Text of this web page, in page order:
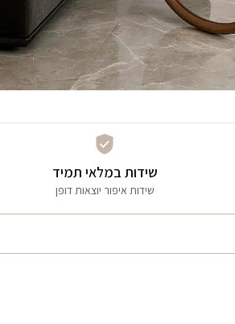
שידות במלאי תמיד
שידות איפור יוצאות דופן